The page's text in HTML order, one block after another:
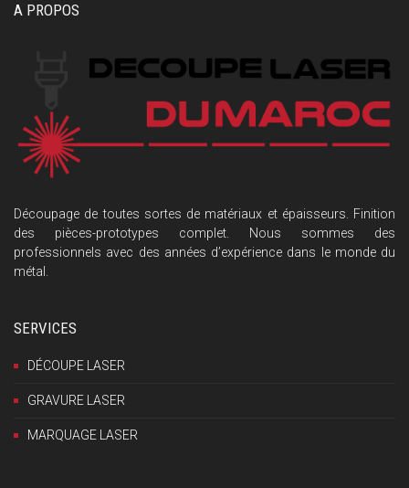
A PROPOS
Découpage de toutes sortes de matériaux et épaisseurs. Finition
des pièces-prototypes complet. Nous sommes des
professionnels avec des années d’expérience dans le monde du
métal.
SERVICES
DÉCOUPE LASER
GRAVURE LASER
MARQUAGE LASER